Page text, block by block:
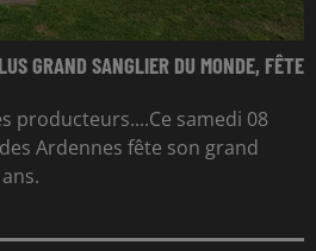
GRAND SANGLIER DU MONDE, FÊTE
producteurs....Ce samedi 08
Ardennes fête son grand